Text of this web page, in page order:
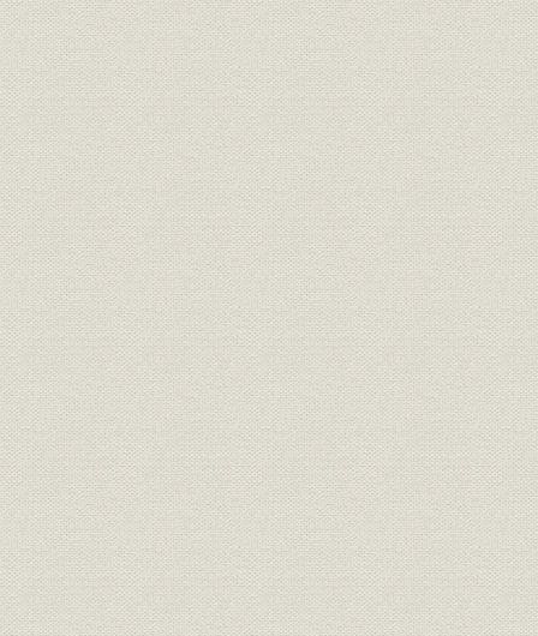
1. 第1次世界大戦と三井物産
2. 海運業の飛躍的拡大
3. 業績
第4章 慢性不況下の海運
第1節 海運不況
第2節 大阪商船の積極策
1. 合理化と郵商協調
2. 不況期における積極策
3. 業績
第3節 三井物産船舶部のコモンキャリヤー化
1. 経営方針と経営組織
2. 経営活動の自立化
3. 業績の推移